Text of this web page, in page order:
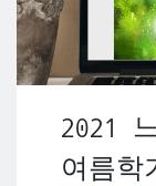
2021
여름학